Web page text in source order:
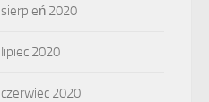
sierpień 2020
lipiec 2020
czerwiec 2020